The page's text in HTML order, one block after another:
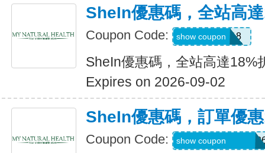
SheIn優惠碼，全站高
Coupon Code: MAY0B18
show coupon
SheIn優惠碼，全站高達18%
Expires on 2026-09-02
SheIn優惠碼，訂單優
Coupon Code: show coupon